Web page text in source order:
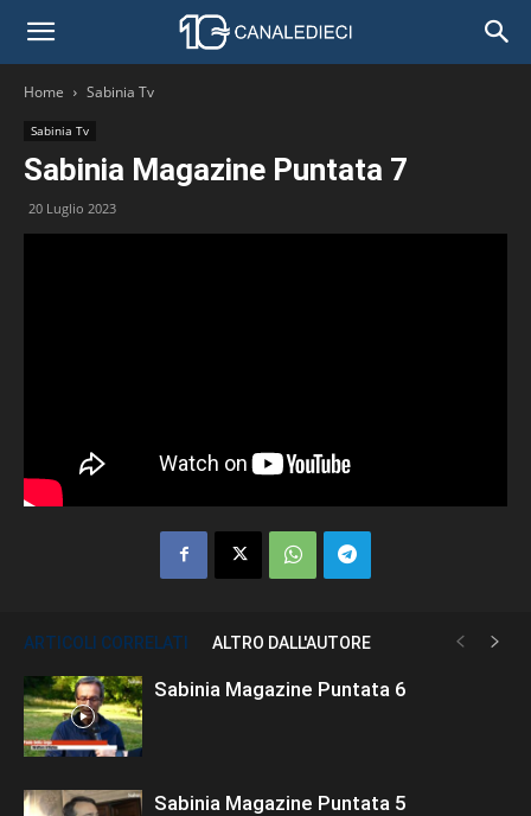
Home Sabinia Tv
Sabinia Tv
Sabinia Magazine Puntata 7
20 Luglio 2023
ARTICOLI CORRELATI ALTRO DALL'AUTORE
Sabinia Magazine Puntata 6
Sabinia Magazine Puntata 5